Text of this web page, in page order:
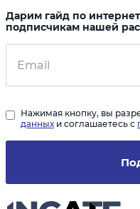
Дарим гайд по
подписчикам нашей
Нажимая кнопку, вы
данных и соглашаетесь с